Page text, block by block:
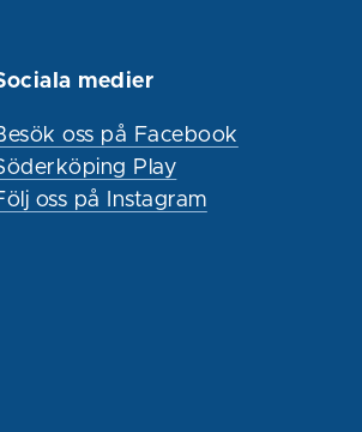
medier
oss på Facebook
Play
oss på Instagram